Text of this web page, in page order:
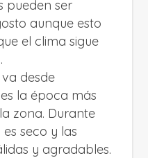
pueden ser
aunque esto
el clima sigue
va desde
la época más
zona. Durante
seco y las
y agradables.